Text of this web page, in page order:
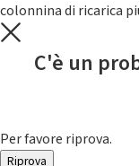
colonnina di ricarica
C'è un
Per favore riprova.
Riprova